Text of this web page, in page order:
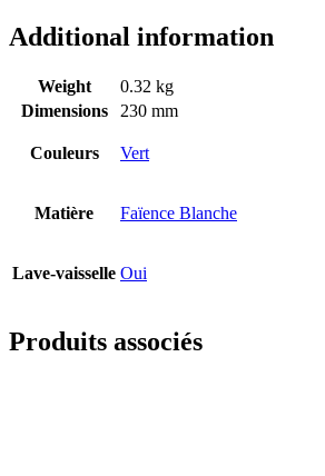
Additional information
Weight
0.32 kg
Dimensions
230 mm
Couleurs Vert
Matière Faïence Blanche
Lave-vaisselle Oui
Produits associés